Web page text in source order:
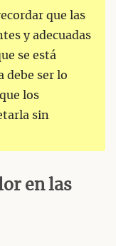
que las
y adecuadas
se está
debe ser lo
los
sin
en las